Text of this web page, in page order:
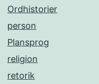
Ordhistorier
person
Plansprog
religion
retorik